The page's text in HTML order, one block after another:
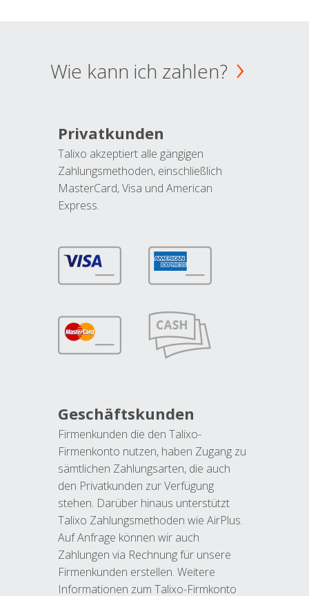
Wie kann ich zahlen?
Privatkunden
Talixo akzeptiert alle gängigen
Zahlungsmethoden, einschließlich
MasterCard, Visa und American
Express.
Geschäftskunden
Firmenkunden die den Talixo-
Firmenkonto nutzen, haben Zugang zu
sämtlichen Zahlungsarten, die auch
den Privatkunden zur Verfügung
stehen. Darüber hinaus unterstützt
Talixo Zahlungsmethoden wie AirPlus.
Auf Anfrage können wir auch
Zahlungen via Rechnung für unsere
Firmenkunden erstellen. Weitere
Informationen zum Talixo-Firmkonto